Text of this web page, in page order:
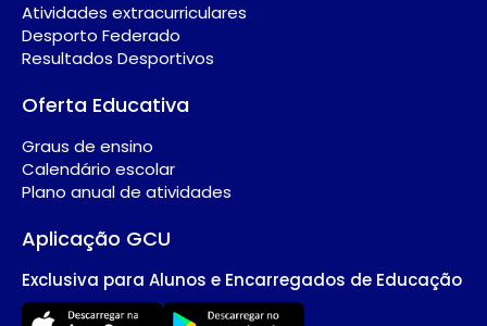
Atividades extracurriculares
Desporto Federado
Resultados Desportivos
Oferta Educativa
Graus de ensino
Calendário escolar
Plano anual de atividades
Aplicação GCU
Exclusiva para Alunos e Encarregados de Educação